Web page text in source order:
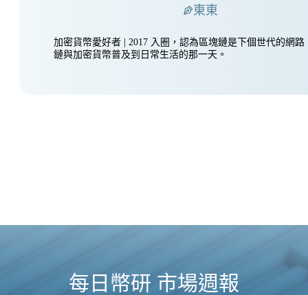
東東
加密貨幣愛好者 | 2017 入圈，認為區塊鏈是下個世代的網路
鏈與加密貨幣普及到日常生活的那一天。
每日幣研 市場週報